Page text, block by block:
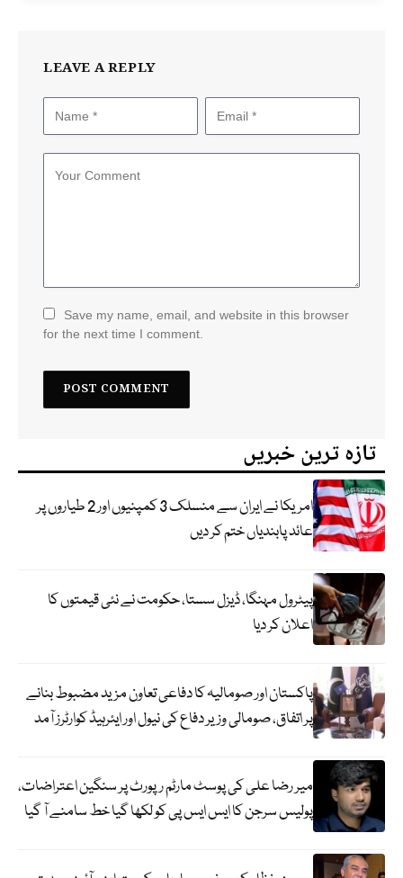
LEAVE A REPLY
Save my name, email, and website in this browser
for the next time I comment.
تازہ ترین خبریں
امریکا نے ایران سے منسلک 3 کمپنیوں اور 2 طیاروں پر
عائد پابندیاں ختم کر دیں
پیٹرول مہنگا، ڈیزل سستا، حکومت نے نئی قیمتوں کا
اعلان کر دیا
پاکستان اور صومالیہ کا دفاعی تعاون مزید مضبوط بنانے
پر اتفاق، صومالی وزیر دفاع کی نیول اور ایئرہیڈ کوارٹرز آمد
میر رضا علی کی پوسٹ مارٹم رپورٹ پر سنگین اعتراضات،
پولیس سرجن کا ایس ایس پی کو لکھا گیا خط سامنے آ گیا